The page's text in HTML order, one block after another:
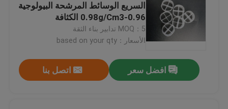
معلومات عنا
مراقبة الجودة
السريع الوسائط المرشحة البيولوجية
0.96-0.98g/Cm3 الكثافة
MOQ：5 تدابير بناء الثقة
الأسعار：based on your qty
افضل سعر اتصل بنا